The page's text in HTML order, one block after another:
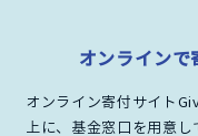
オンラインで
オンライン寄付サイト
上に、基金窓口を用意し